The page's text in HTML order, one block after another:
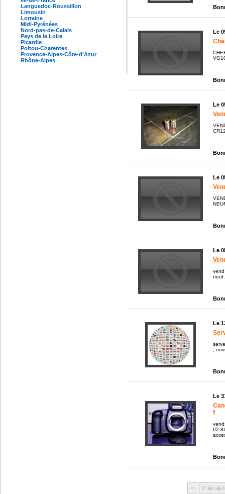
Languedoc-Roussillon
Limousin
Lorraine
Midi-Pyrénées
Nord-pas-de-Calais
Pays de la Loire
Picardie
Poitou-Charentes
Provence-Alpes-Côte-d'Azur
Rhône-Alpes
Le
Le
Le
Le
Le
,
Le
f
f/
<<